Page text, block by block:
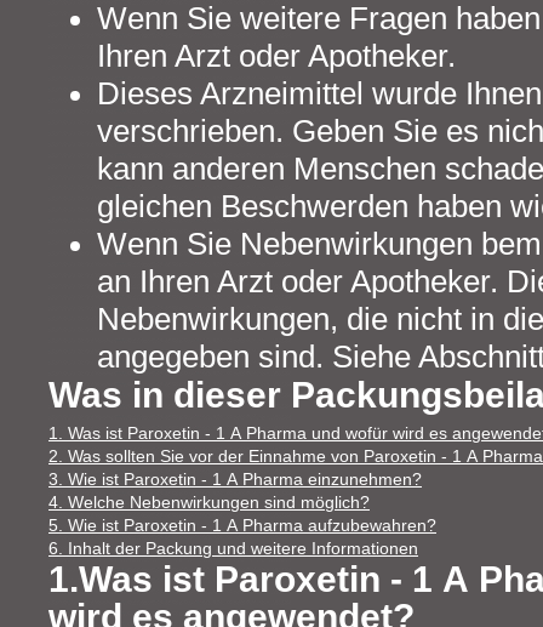
Wenn Sie weitere Fragen
Ihren Arzt oder Apotheker.
Dieses Arzneimittel wurde
verschrieben. Geben Sie es
kann anderen Menschen
gleichen Beschwerden haben
Wenn Sie Nebenwirkungen
an Ihren Arzt oder Apotheker.
Nebenwirkungen, die nicht in
angegeben sind. Siehe
Was in dieser
1. Was ist Paroxetin - 1 A Pharma und wofür wird es
2. Was sollten Sie vor der Einnahme von Paroxetin - 1 A
3. Wie ist Paroxetin - 1 A Pharma einzunehmen?
4. Welche Nebenwirkungen sind möglich?
5. Wie ist Paroxetin - 1 A Pharma aufzubewahren?
6. Inhalt der Packung und weitere Informationen
1.Was ist Paroxetin - 1 A
wird es angewendet?